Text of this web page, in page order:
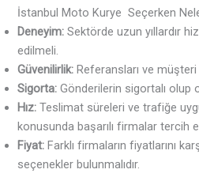
İstanbul Moto Kurye Seçerken
Deneyim: Sektörde uzun yıllardır
edilmeli.
Güvenilirlik: Referansları ve
Sigorta: Gönderilerin sigortalı olup
Hız: Teslimat süreleri ve trafiğe
konusunda başarılı firmalar tercih
Fiyat: Farklı firmaların fiyatlarını
seçenekler bulunmalıdır.